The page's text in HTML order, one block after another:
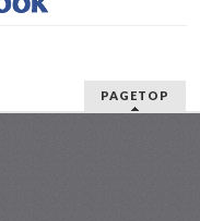
PAGETOP